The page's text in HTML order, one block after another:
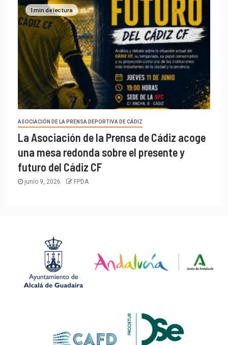
1 min de lectura
ASOCIACIÓN DE LA PRENSA DEPORTIVA DE CÁDIZ
La Asociación de la Prensa de Cádiz acoge
una mesa redonda sobre el presente y
futuro del Cádiz CF
junio 9, 2026 FPDA